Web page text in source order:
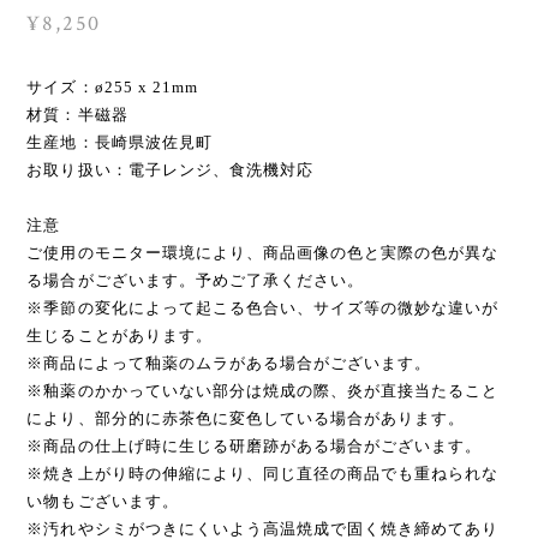
¥8,250
サイズ：ø255 x 21mm
材質：半磁器
生産地：長崎県波佐見町
お取り扱い：電子レンジ、食洗機対応
注意
ご使用のモニター環境により、商品画像の色と実際の色が異な
る場合がございます。予めご了承ください。
※季節の変化によって起こる色合い、サイズ等の微妙な違いが
生じることがあります。
※商品によって釉薬のムラがある場合がございます。
※釉薬のかかっていない部分は焼成の際、炎が直接当たること
により、部分的に赤茶色に変色している場合があります。
※商品の仕上げ時に生じる研磨跡がある場合がございます。
※焼き上がり時の伸縮により、同じ直径の商品でも重ねられな
い物もございます。
※汚れやシミがつきにくいよう高温焼成で固く焼き締めてあり